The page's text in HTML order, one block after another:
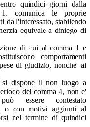
quindici giorni dalla
comunica le proprie
dall'interessato, stabilendo
equivale a diniego di
di cui al comma 1 e
comportamenti
di giudizio, nonche' ai
il non luogo a
del comma 4, non e'
essere contestato
o con motivi aggiunti al
nel termine di quindici